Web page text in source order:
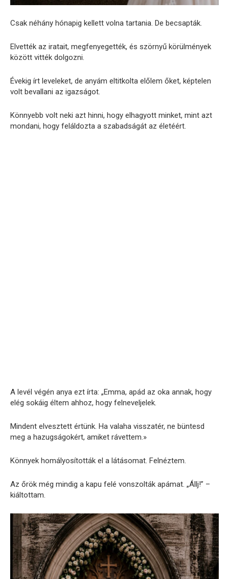
Csak néhány hónapig kellett volna tartania. De becsapták.
Elvették az iratait, megfenyegették, és szörnyű körülmények
között vitték dolgozni.
Évekig írt leveleket, de anyám eltitkolta előlem őket, képtelen
volt bevallani az igazságot.
Könnyebb volt neki azt hinni, hogy elhagyott minket, mint azt
mondani, hogy feláldozta a szabadságát az életéért.
A levél végén anya ezt írta: „Emma, ​​​​apád az oka annak, hogy
elég sokáig éltem ahhoz, hogy felneveljelek.
Mindent elvesztett értünk. Ha valaha visszatér, ne büntesd
meg a hazugságokért, amiket rávettem.»
Könnyek homályosították el a látásomat. Felnéztem.
Az őrök még mindig a kapu felé vonszolták apámat. „Állj!” –
kiáltottam.